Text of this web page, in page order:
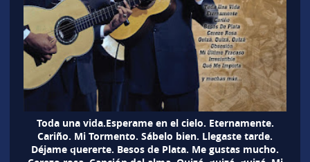
Toda una vida.Esperame en el cielo. Eternamente.
Cariño. Mi Tormento. Sábelo bien. Llegaste tarde.
Déjame quererte. Besos de Plata. Me gustas mucho.